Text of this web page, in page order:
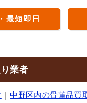
最短即日
業者
｜中野区内の骨董品買